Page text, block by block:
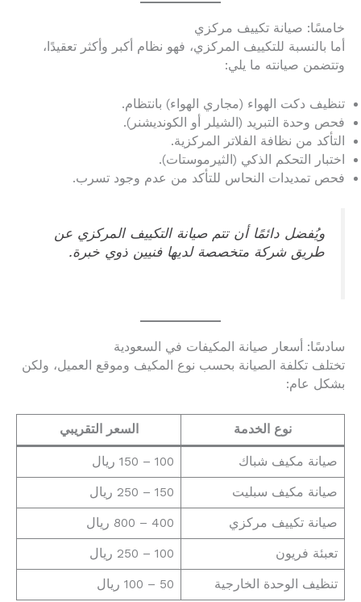
خامسًا: صيانة تكييف مركزي
أما بالنسبة للتكييف المركزي، فهو نظام أكبر وأكثر تعقيدًا،
وتتضمن صيانته ما يلي:
تنظيف دكت الهواء (مجاري الهواء) بانتظام.
فحص وحدة التبريد (الشيلر أو الكونديشنر).
التأكد من نظافة الفلاتر المركزية.
اختبار التحكم الذكي (الثيرموستات).
فحص تمديدات النحاس للتأكد من عدم وجود تسرب.
ويُفضل دائمًا أن تتم صيانة التكييف المركزي عن
طريق شركة متخصصة لديها فنيين ذوي خبرة.
سادسًا: أسعار صيانة المكيفات في السعودية
تختلف تكلفة الصيانة بحسب نوع المكيف وموقع العميل، ولكن
بشكل عام:
نوع الخدمة السعر التقريبي
صيانة مكيف شباك 100 – 150 ريال
صيانة مكيف سبليت 150 – 250 ريال
صيانة تكييف مركزي 400 – 800 ريال
تعبئة فريون 100 – 250 ريال
تنظيف الوحدة الخارجية 50 – 100 ريال